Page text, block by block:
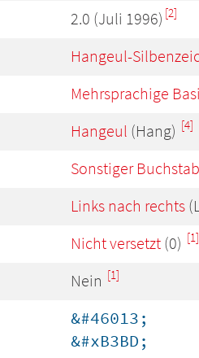
2.0 (Juli 1996) [2]
Hangeul-
Mehrsprachige
Hangeul (Hang) [4]
Sonstiger
Links nach rechts
Nicht versetzt (0) [1]
Nein [1]
&#46013;
&#xB3BD;